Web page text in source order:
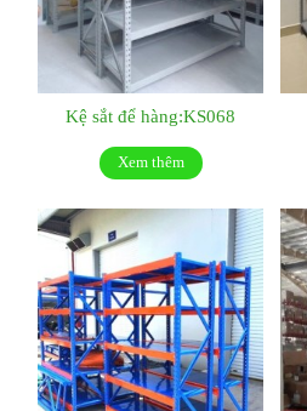
Kệ sắt để hàng:KS068
Xem thêm